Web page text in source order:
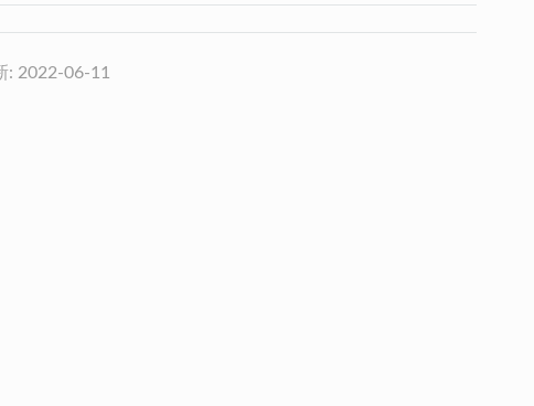
: 2022-06-11